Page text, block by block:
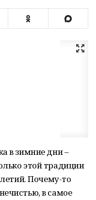
в зимние дни –
этой традиции
Почему-то
в самое